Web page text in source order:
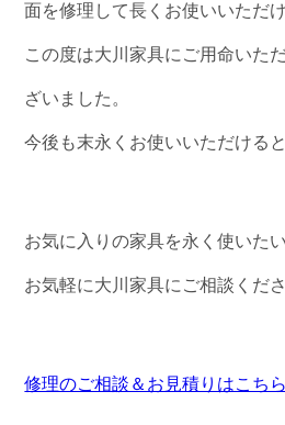
面を修理して長くお使いいただけ
この度は大川家具にご用命いた
ざいました。
今後も末永くお使いいただけると
お気に入りの家具を永く使いたい
お気軽に大川家具にご相談くださ
修理のご相談＆お見積りはこち